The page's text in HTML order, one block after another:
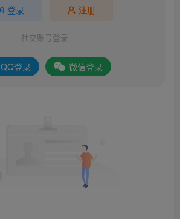
登录 注册
社交账号登录
QQ登录 微信登录